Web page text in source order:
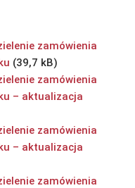
zamówienia
zamówienia
– aktualizacja
zamówienia
– aktualizacja
zamówienia